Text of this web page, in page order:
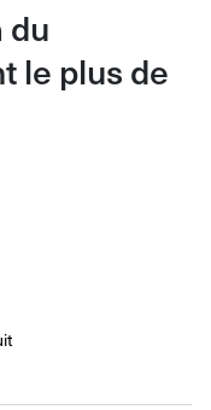
du
le plus de